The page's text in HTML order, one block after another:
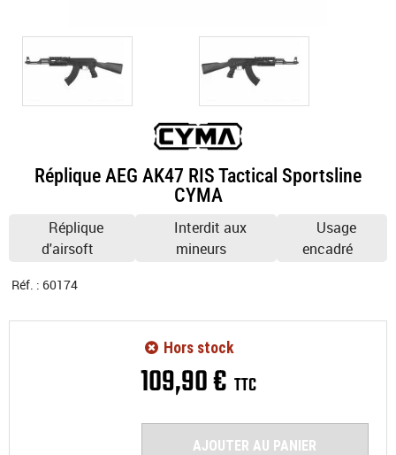
Réplique AEG AK47 RIS Tactical Sportsline
CYMA
Réplique
d'airsoft
Interdit aux
mineurs
Usage
encadré
Réf. : 60174
109,90€ TTC
Hors stock
AJOUTER AU PANIER